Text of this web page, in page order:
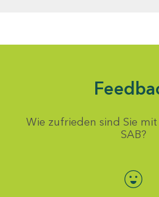
Wie zufrieden sind Sie
SAB?